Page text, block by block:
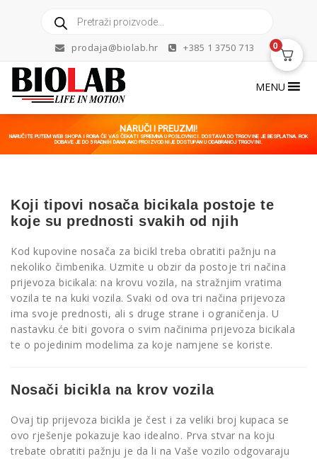
search
prodaja@biolab.hr +385 1 3750 713
MENU
NARUČI I PREUZMI!
NARUČITE PUTEM WEB SHOPA I ROBA ĆE VAS ČEKATI SPREMNA U POSLOVNICI. DOSTAVA DO TRGOVINE JE BESPLATNA. ROK
DOBAVE JE DO 5 RADNIH DANA AKO PROIZVOD NIJE DOSTUPAN U ODABRANOJ TRGOVINI.
Koji tipovi nosača bicikala postoje te
koje su prednosti svakih od njih
Kod kupovine nosača za bicikl treba obratiti pažnju na
nekoliko čimbenika. Uzmite u obzir da postoje tri načina
prijevoza bicikala: na krovu vozila, na stražnjim vratima
vozila te na kuki vozila. Svaki od ova tri načina prijevoza
ima svoje prednosti, ali s druge strane i ograničenja. U
nastavku će biti govora o svim načinima prijevoza bicikala
te o pojedinim modelima za koje namjene se koriste.
Nosači bicikla na krov vozila
Ovaj tip prijevoza bicikla je čest i za veliki broj kupaca se
ovo rješenje pokazuje kao idealno. Prva stvar na koju
trebate obratiti pažnju je da li na Vaše vozilo odgovaraju
0